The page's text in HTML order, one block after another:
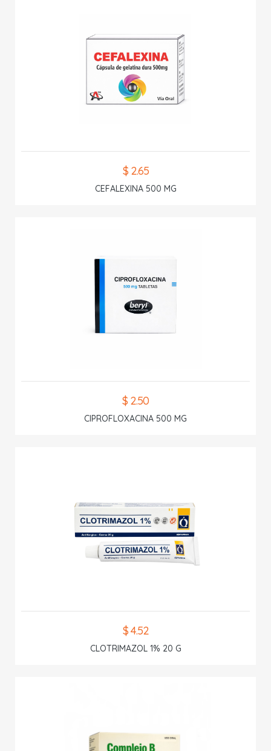
$ 2.65
CEFALEXINA 500 MG
$ 2.50
CIPROFLOXACINA 500 MG
$ 4.52
CLOTRIMAZOL 1% 20 G